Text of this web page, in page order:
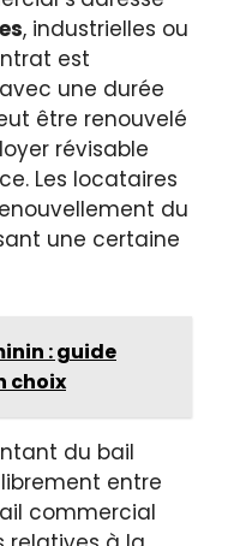
, industrielles ou
est
une durée
être renouvelé
révisable
Les locataires
du
une certaine
: guide
choix
du bail
entre
commercial